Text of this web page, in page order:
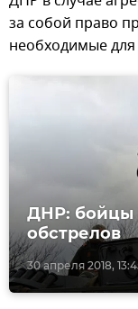
за собой право
необходимые
30 апреля 2018,
ДНР: бойцы
обстрелов